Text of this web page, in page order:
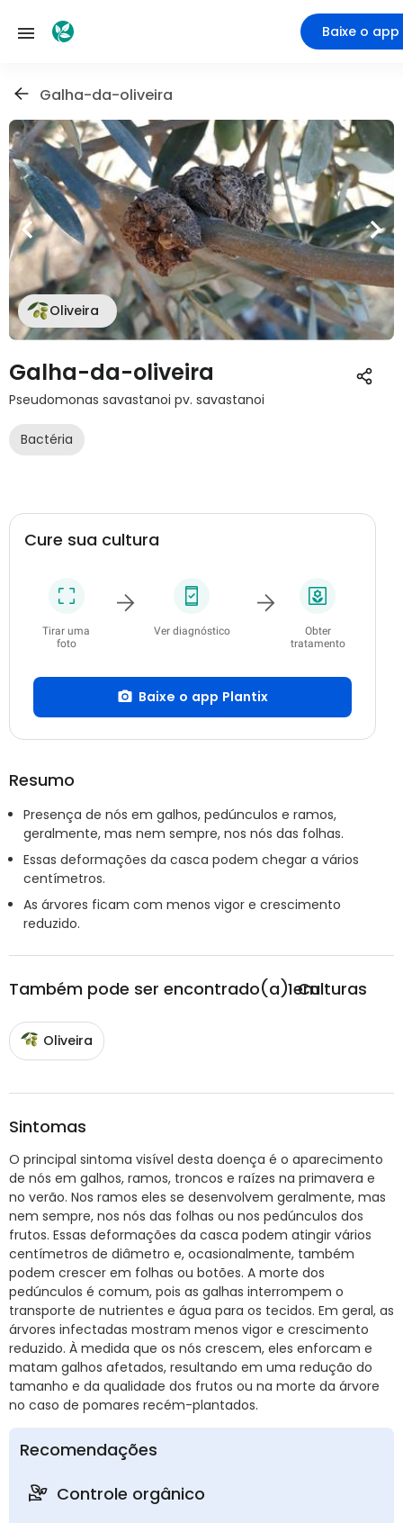
Baixe o app
Galha-da-oliveira
Oliveira
Galha-da-oliveira
Pseudomonas savastanoi pv. savastanoi
Bactéria
Cure sua cultura
Tirar uma
foto
Ver diagnóstico
Obter
tratamento
Baixe o app Plantix
Resumo
Presença de nós em galhos, pedúnculos e ramos,
geralmente, mas nem sempre, nos nós das folhas.
Essas deformações da casca podem chegar a vários
centímetros.
As árvores ficam com menos vigor e crescimento
reduzido.
Também pode ser encontrado(a) em
1Culturas
Oliveira
Sintomas
O principal sintoma visível desta doença é o aparecimento
de nós em galhos, ramos, troncos e raízes na primavera e
no verão. Nos ramos eles se desenvolvem geralmente, mas
nem sempre, nos nós das folhas ou nos pedúnculos dos
frutos. Essas deformações da casca podem atingir vários
centímetros de diâmetro e, ocasionalmente, também
podem crescer em folhas ou botões. A morte dos
pedúnculos é comum, pois as galhas interrompem o
transporte de nutrientes e água para os tecidos. Em geral, as
árvores infectadas mostram menos vigor e crescimento
reduzido. À medida que os nós crescem, eles enforcam e
matam galhos afetados, resultando em uma redução do
tamanho e da qualidade dos frutos ou na morte da árvore
no caso de pomares recém-plantados.
Recomendações
Controle orgânico